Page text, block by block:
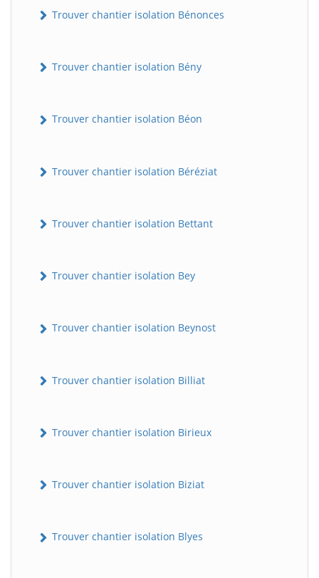
Trouver chantier isolation Bénonces
Trouver chantier isolation Bény
Trouver chantier isolation Béon
Trouver chantier isolation Béréziat
Trouver chantier isolation Bettant
Trouver chantier isolation Bey
Trouver chantier isolation Beynost
Trouver chantier isolation Billiat
Trouver chantier isolation Birieux
Trouver chantier isolation Biziat
Trouver chantier isolation Blyes